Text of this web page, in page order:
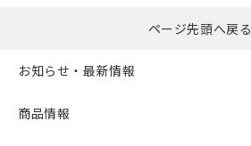
括ダウンロード
ページ先頭へ戻る
お知らせ・最新情報
商品情報